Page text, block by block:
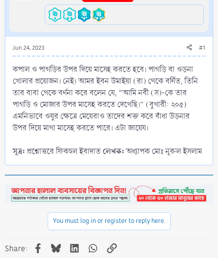
Jun 24, 2023 #1
কপাল ও পাগড়ির উপর দিয়ে মাসেহ করতে হবে। পাগড়ি বা ওড়না
খোলার প্রয়োজন। নেই। আমর ইবন উমাইয়া (রা) থেকে বর্ণিত, তিনি
তার বাবা থেকে বর্ণনা করে বলেন যে, “আমি নবী (স)-কে তার
পাগড়ি ও মোজার উপর মাসেহ করতে দেখেছি।” (বুখারী: ২০৫)
এমনিভাবে ওযুর ক্ষেত্রে মেয়েরাও তাদের শক্ত করে বাঁধা উড়নার
উপর দিয়ে মাথা মাসেহ করতে পারে। এটা জায়েয।
সূত্র: প্রশ্নোত্তরে ফিকহুল ইবাদাতলেখক:অধ্যাপক মোঃ নূরুল ইসলাম
You must log in or register to reply here.
Share: Facebook
BlueskyLinkedInWhatsApp
Link